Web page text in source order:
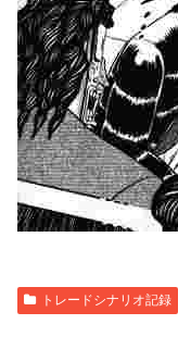
トレードシナリオ記録